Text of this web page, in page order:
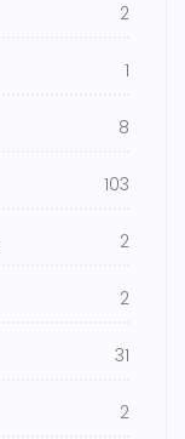
2
1
8
103
2
2
31
2